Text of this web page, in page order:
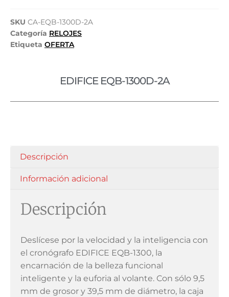
SKU CA-EQB-1300D-2A
Categoría RELOJES
Etiqueta OFERTA
EDIFICE EQB-1300D-2A
Descripción
Información adicional
Descripción
Deslícese por la velocidad y la inteligencia con
el cronógrafo EDIFICE EQB-1300, la
encarnación de la belleza funcional
inteligente y la euforia al volante. Con sólo 9,5
mm de grosor y 39,5 mm de diámetro, la caja